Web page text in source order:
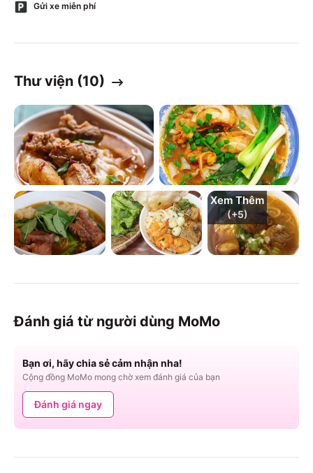
Gửi xe miễn phí
Thư viện (10)
Xem Thêm
(+5)
Đánh giá từ người dùng MoMo
Bạn ơi, hãy chia sẻ cảm nhận nha!
Cộng đồng MoMo mong chờ xem đánh giá của bạn
Đánh giá ngay